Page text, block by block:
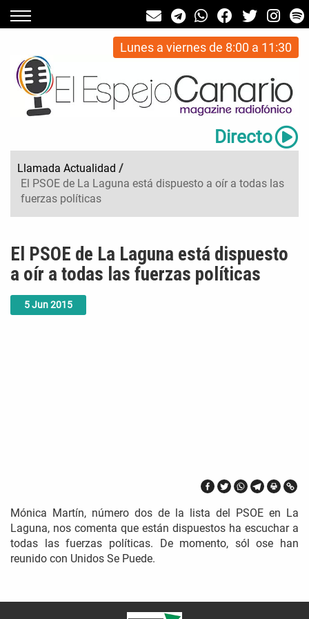
Lunes a viernes de 8:00 a 11:30
Directo
Llamada Actualidad /
El PSOE de La Laguna está dispuesto a oír a todas las
fuerzas políticas
5Jun2015
El PSOE de La Laguna está dispuesto
a oír a todas las fuerzas políticas
Mónica Martín, número dos de la lista del PSOE en La
Laguna, nos comenta que están dispuestos ha escuchar a
todas las fuerzas políticas. De momento, sól ose han
reunido con Unidos Se Puede.